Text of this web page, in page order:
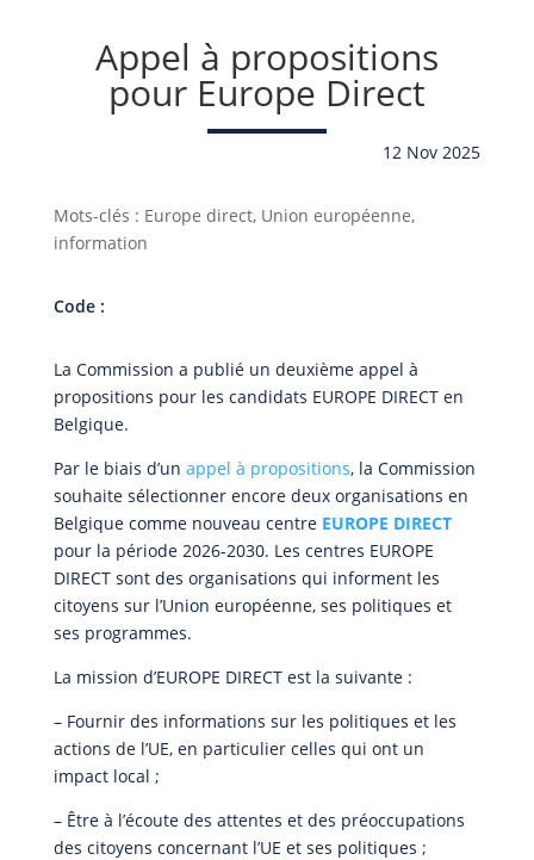
Appel à propositions
pour Europe Direct
12 Nov 2025
Mots-clés : Europe direct, Union européenne,
information
Code :
La Commission a publié un deuxième appel à
propositions pour les candidats EUROPE DIRECT en
Belgique.
Par le biais d’un appel à propositions, la Commission
souhaite sélectionner encore deux organisations en
Belgique comme nouveau centre EUROPE DIRECT
pour la période 2026-2030. Les centres EUROPE
DIRECT sont des organisations qui informent les
citoyens sur l’Union européenne, ses politiques et
ses programmes.
La mission d’EUROPE DIRECT est la suivante :
– Fournir des informations sur les politiques et les
actions de l’UE, en particulier celles qui ont un
impact local ;
– Être à l’écoute des attentes et des préoccupations
des citoyens concernant l’UE et ses politiques ;